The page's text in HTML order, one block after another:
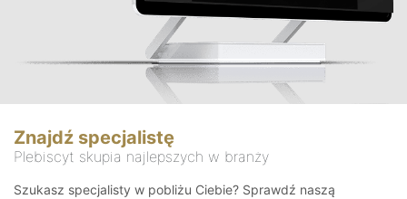
Znajdź specjalistę
Plebiscyt skupia najlepszych w branży
Szukasz specjalisty w pobliżu Ciebie? Sprawdź naszą